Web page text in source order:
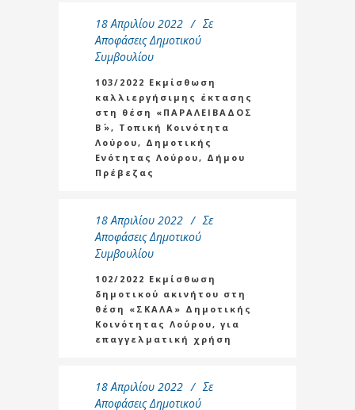
18 Απριλίου 2022
Σε
Αποφάσεις Δημοτικού
Συμβουλίου
103/2022 Εκμίσθωση
καλλιεργήσιμης έκτασης
στη θέση «ΠΑΡΑΛΕΙΒΑΔΟΣ
Β΄», Τοπική Κοινότητα
Λούρου, Δημοτικής
Ενότητας Λούρου, Δήμου
Πρέβεζας
18 Απριλίου 2022
Σε
Αποφάσεις Δημοτικού
Συμβουλίου
102/2022 Εκμίσθωση
δημοτικού ακινήτου στη
θέση «ΣΚΑΛΑ» Δημοτικής
Κοινότητας Λούρου, για
επαγγελματική χρήση
18 Απριλίου 2022
Σε
Αποφάσεις Δημοτικού